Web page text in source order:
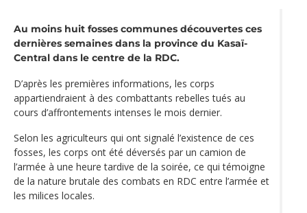
Au moins huit fosses communes découvertes ces
dernières semaines dans la province du Kasaï-
Central dans le centre de la RDC.
D’après les premières informations, les corps
appartiendraient à des combattants rebelles tués au
cours d’affrontements intenses le mois dernier.
Selon les agriculteurs qui ont signalé l’existence de ces
fosses, les corps ont été déversés par un camion de
l’armée à une heure tardive de la soirée, ce qui témoigne
de la nature brutale des combats en RDC entre l’armée et
les milices locales.